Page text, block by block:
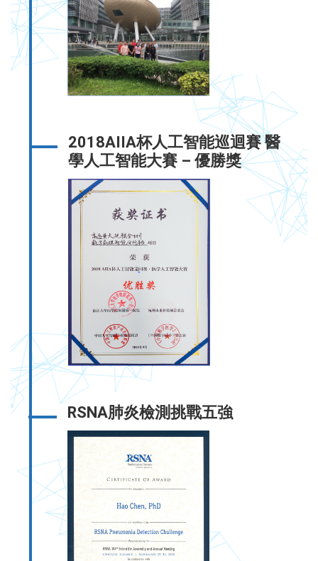
2018AIIA杯人工智能巡迴賽 醫
學人工智能大賽 – 優勝獎
RSNA肺炎檢測挑戰五強